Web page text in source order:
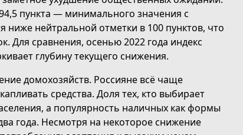
пункта — минимального значения с
ниже нейтральной отметки в 100 пунктов, что
Для сравнения, осенью 2022 года индекс
глубину текущего снижения.
домохозяйств. Россияне всё чаще
средства. Доля тех, кто выбирает
а популярность наличных как формы
года. Несмотря на некоторое снижение